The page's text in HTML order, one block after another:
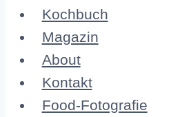
Kochbuch
Magazin
About
Kontakt
Food-Fotografie